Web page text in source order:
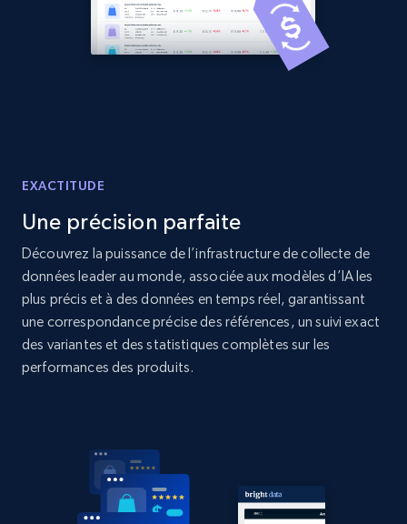
Amazon products global dataset - Collect
2.1K+
Amazon products global dataset - Collect
products from Brands URLs
Title, Seller name, Brand, Description, Initial
price, Currency, Availability, Reviews count, and
more.
EXACTITUDE
Une précision parfaite
Découvrez la puissance de l’infrastructure de collecte de
données leader au monde, associée aux modèles d’IA les
plus précis et à des données en temps réel, garantissant
une correspondance précise des références, un suivi exact
des variantes et des statistiques complètes sur les
performances des produits.